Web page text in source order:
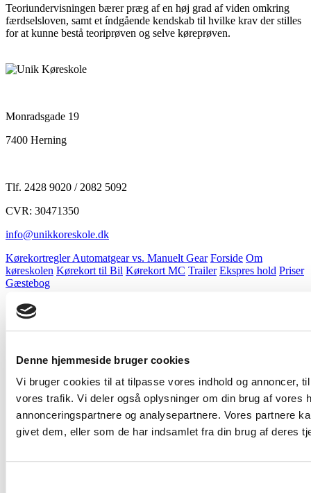
Denne hjemmeside bruger cookies
Vi bruger cookies til at tilpasse vores indhold og annoncer,
vores trafik. Vi deler også oplysninger om din brug af vores
annonceringspartnere og analysepartnere. Vores partnere
givet dem, eller som de har indsamlet fra din brug af deres
Teoriundervisningen bærer præg af en høj grad af viden omkring
færdselsloven, samt et índgående kendskab til hvilke krav der stilles
for at kunne bestå teoriprøven og selve køreprøven.
Monradsgade 19
7400 Herning
Tlf. 2428 9020 / 2082 5092
CVR: 30471350
info@unikkoreskole.dk
Kørekortregler Automatgear vs. Manuelt Gear Forside Om
køreskolen Kørekort til Bil Kørekort MC Trailer Ekspres hold Priser
Gæstebog